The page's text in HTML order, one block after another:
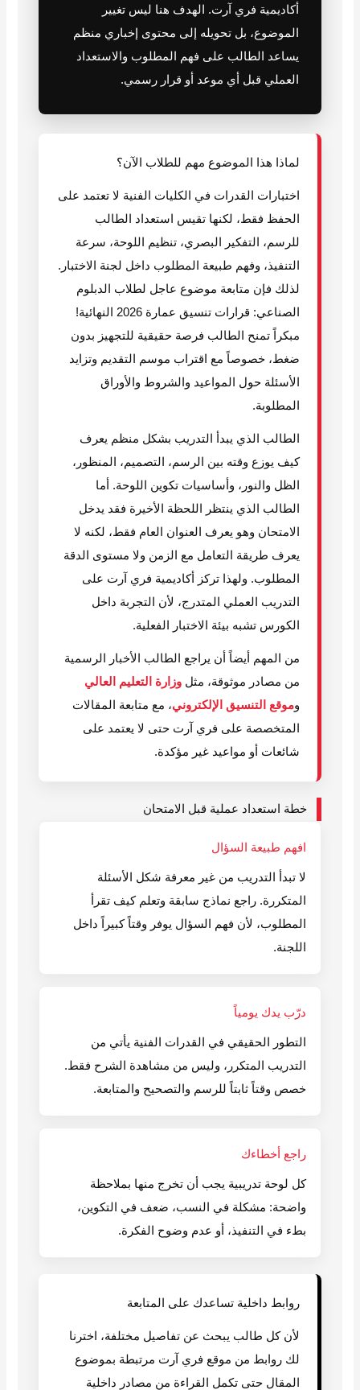
أكاديمية فري آرت. الهدف هنا ليس تغيير
الموضوع، بل تحويله إلى محتوى إخباري منظم
يساعد الطالب على فهم المطلوب والاستعداد
العملي قبل أي موعد أو قرار رسمي.
لماذا هذا الموضوع مهم للطلاب الآن؟
اختبارات القدرات في الكليات الفنية لا تعتمد على
الحفظ فقط، لكنها تقيس استعداد الطالب
للرسم، التفكير البصري، تنظيم اللوحة، سرعة
التنفيذ، وفهم طبيعة المطلوب داخل لجنة الاختبار.
لذلك فإن متابعة موضوع عاجل لطلاب الدبلوم
الصناعي: قرارات تنسيق عمارة 2026 النهائية!
مبكراً تمنح الطالب فرصة حقيقية للتجهيز بدون
ضغط، خصوصاً مع اقتراب موسم التقديم وتزايد
الأسئلة حول المواعيد والشروط والأوراق
المطلوبة.
الطالب الذي يبدأ التدريب بشكل منظم يعرف
كيف يوزع وقته بين الرسم، التصميم، المنظور،
الظل والنور، وأساسيات تكوين اللوحة. أما
الطالب الذي ينتظر اللحظة الأخيرة فقد يدخل
الامتحان وهو يعرف العنوان العام فقط، لكنه لا
يعرف طريقة التعامل مع الزمن ولا مستوى الدقة
المطلوب. ولهذا تركز أكاديمية فري آرت على
التدريب العملي المتدرج، لأن التجربة داخل
الكورس تشبه بيئة الاختبار الفعلية.
من المهم أيضاً أن يراجع الطالب الأخبار الرسمية
من مصادر موثوقة، مثلوزارة التعليم العالي
وموقع التنسيق الإلكتروني، مع متابعة المقالات
المتخصصة على فري آرت حتى لا يعتمد على
شائعات أو مواعيد غير مؤكدة.
خطة استعداد عملية قبل الامتحان
افهم طبيعة السؤال
لا تبدأ التدريب من غير معرفة شكل الأسئلة
المتكررة. راجع نماذج سابقة وتعلم كيف تقرأ
المطلوب، لأن فهم السؤال يوفر وقتاً كبيراً داخل
اللجنة.
درّب يدك يومياً
التطور الحقيقي في القدرات الفنية يأتي من
التدريب المتكرر، وليس من مشاهدة الشرح فقط.
خصص وقتاً ثابتاً للرسم والتصحيح والمتابعة.
راجع أخطاءك
كل لوحة تدريبية يجب أن تخرج منها بملاحظة
واضحة: مشكلة في النسب، ضعف في التكوين،
بطء في التنفيذ، أو عدم وضوح الفكرة.
روابط داخلية تساعدك على المتابعة
لأن كل طالب يبحث عن تفاصيل مختلفة، اخترنا
لك روابط من موقع فري آرت مرتبطة بموضوع
المقال حتى تكمل القراءة من مصادر داخلية